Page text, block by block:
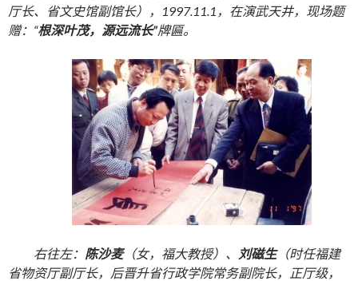
厅长、省文史馆副馆长），1997.11.1，在演武天井，现场题
赠：“根深叶茂，源远流长”牌匾。
右往左： 陈沙麦（女，福大教授）、 刘磁生（时任福建
省物资厅副厅长，后晋升省行政学院常务副院长，正厅级，